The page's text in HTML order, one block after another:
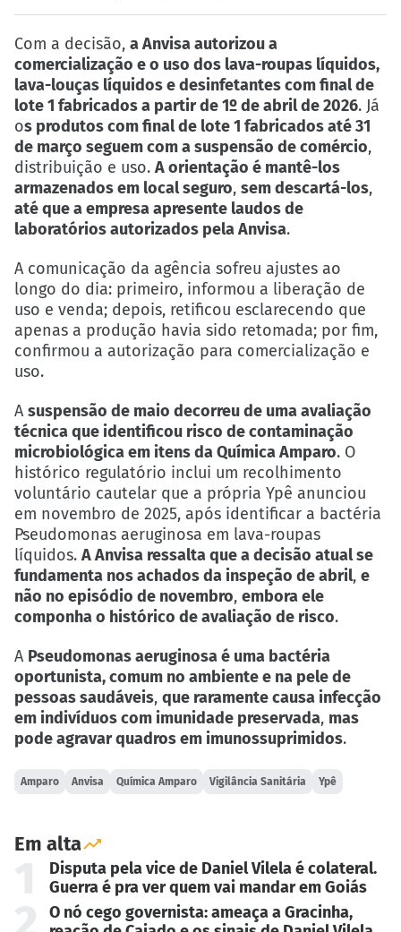
Com a decisão, a Anvisa autorizou a
comercialização e o uso dos lava-roupas líquidos,
lava-louças líquidos e desinfetantes com final de
lote 1 fabricados a partir de 1º de abril de 2026. Já
os produtos com final de lote 1 fabricados até 31
de março seguem com a suspensão de comércio,
distribuição e uso. A orientação é mantê-los
armazenados em local seguro, sem descartá-los,
até que a empresa apresente laudos de
laboratórios autorizados pela Anvisa.
A comunicação da agência sofreu ajustes ao
longo do dia: primeiro, informou a liberação de
uso e venda; depois, retificou esclarecendo que
apenas a produção havia sido retomada; por fim,
confirmou a autorização para comercialização e
uso.
A suspensão de maio decorreu de uma avaliação
técnica que identificou risco de contaminação
microbiológica em itens da Química Amparo. O
histórico regulatório inclui um recolhimento
voluntário cautelar que a própria Ypê anunciou
em novembro de 2025, após identificar a bactéria
Pseudomonas aeruginosa em lava-roupas
líquidos. A Anvisa ressalta que a decisão atual se
fundamenta nos achados da inspeção de abril, e
não no episódio de novembro, embora ele
componha o histórico de avaliação de risco.
A Pseudomonas aeruginosa é uma bactéria
oportunista, comum no ambiente e na pele de
pessoas saudáveis, que raramente causa infecção
em indivíduos com imunidade preservada, mas
pode agravar quadros em imunossuprimidos.
Amparo Anvisa Química Amparo Vigilância Sanitária Ypê
Em alta
Disputa pela vice de Daniel Vilela é colateral.
Guerra é pra ver quem vai mandar em Goiás
O nó cego governista: ameaça a Gracinha,